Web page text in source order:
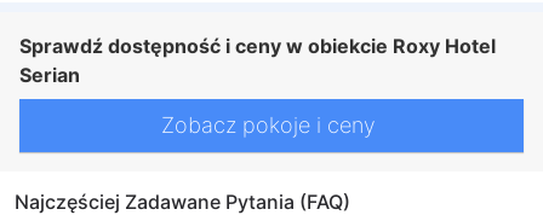
Sprawdź dostępność i ceny w obiekcie Roxy Hotel
Serian
Zobacz pokoje i ceny
Najczęściej Zadawane Pytania (FAQ)